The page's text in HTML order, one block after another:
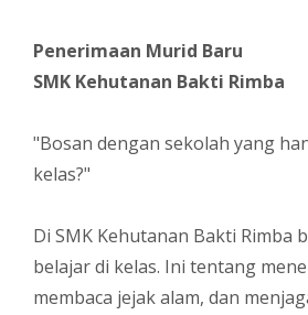
Penerimaan Murid Baru
SMK Kehutanan Bakti Rimba
"Bosan dengan sekolah yang
kelas?"
Di SMK Kehutanan Bakti Rimba
belajar di kelas. Ini tentang
membaca jejak alam, dan